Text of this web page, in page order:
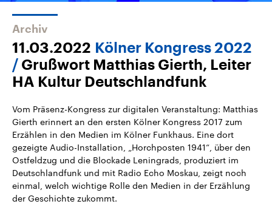
Archiv
11.03.2022 Kölner Kongress 2022
Grußwort Matthias Gierth, Leiter
HA Kultur Deutschlandfunk
Vom Präsenz-Kongress zur digitalen Veranstaltung: Matthias
Gierth erinnert an den ersten Kölner Kongress 2017 zum
Erzählen in den Medien im Kölner Funkhaus. Eine dort
gezeigte Audio-Installation, „Horchposten 1941“, über den
Ostfeldzug und die Blockade Leningrads, produziert im
Deutschlandfunk und mit Radio Echo Moskau, zeigt noch
einmal, welch wichtige Rolle den Medien in der Erzählung
der Geschichte zukommt.